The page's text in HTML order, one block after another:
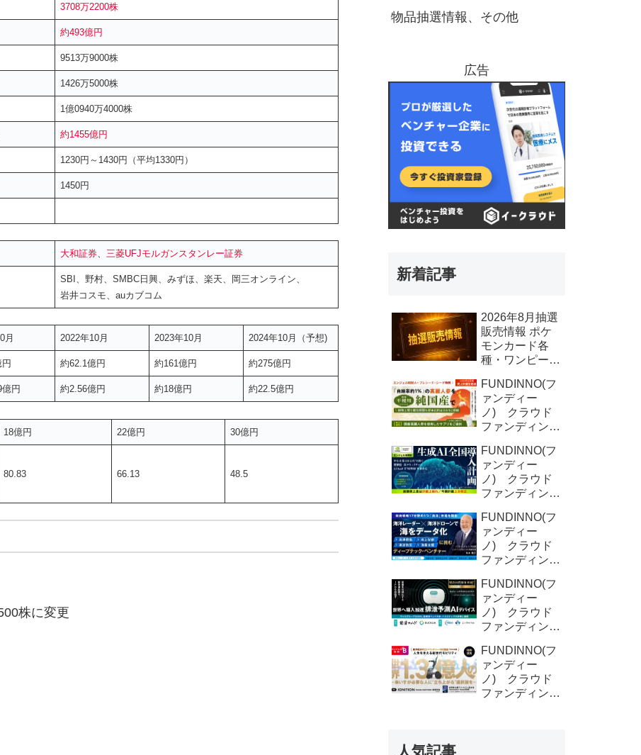
3708万2200株
約493億円
9513万9000株
1426万5000株
1億0940万4000株
約1455億円
1230円～1430円（平均1330円）
1450円
大和証券、 三菱UFJモルガンスタンレー証券
SBI、野村、SMBC日興、みずほ、楽天、岡三オンライン、
岩井コスモ、auカブコム
月 2022年10月 2023年10月 2024年10月（予想)
約62.1億円 約161億円 約275億円
円 約2.56億円 約18億円 約22.5億円
18億円 22億円 30億円
80.83 66.13 48.5
株に変更
物品抽選情報、その他
広告
新着記事
2026年8月抽選
販売情報 ポケ
モンカード各
種・ワンピース
の他
FUNDINNO(フ
ァンディー
ノ) クラウド
ファンディング
報 YD-
Plants (2回目)
FUNDINNO(フ
ァンディー
ノ) クラウド
ファンディング
報 オクシリ
ア株式会社
（2回目)
FUNDINNO(フ
ァンディー
ノ) クラウド
ファンディング
報 ORNIS株
式会社
FUNDINNO(フ
ァンディー
ノ) クラウド
ファンディング
報 DFree株式
会社
FUNDINNO(フ
ァンディー
ノ) クラウド
ファンディング
人気記事